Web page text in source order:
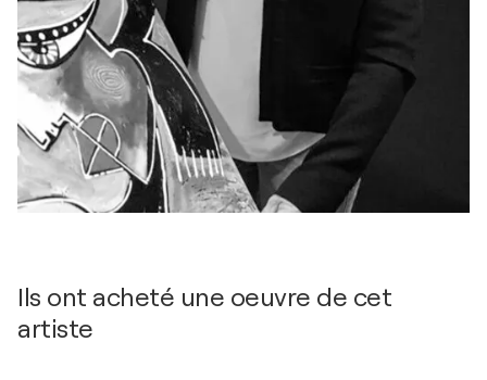
Ils ont acheté une oeuvre de cet
artiste